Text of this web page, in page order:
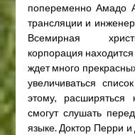
попеременно Амадо
трансляции и
Всемирная
корпорация
ждет много
увеличиваться
этому, расширяться
смогут слушать
языке. Доктор Перри и